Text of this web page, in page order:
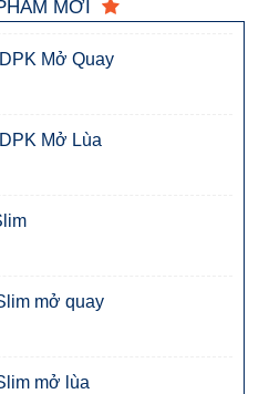
MỚI
Mở Quay
Mở Lùa
mở quay
mở lùa